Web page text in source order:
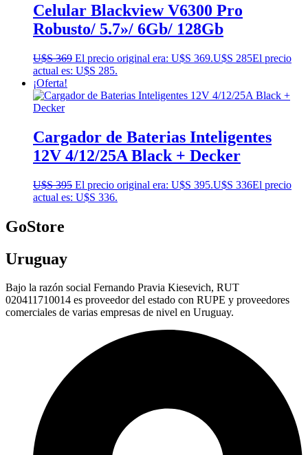
Celular Blackview V6300 Pro
Robusto/ 5.7»/ 6Gb/ 128Gb
U$S369 El precio original era: U$S 369.U$S 285El precio
actual es: U$S 285.
¡Oferta!
Cargador de Baterias Inteligentes
12V 4/12/25A Black + Decker
U$S395 El precio original era: U$S 395.U$S 336El precio
actual es: U$S 336.
GoStore
Uruguay
Bajo la razón social Fernando Pravia Kiesevich, RUT
020411710014 es proveedor del estado con RUPE y proveedores
comerciales de varias empresas de nivel en Uruguay.